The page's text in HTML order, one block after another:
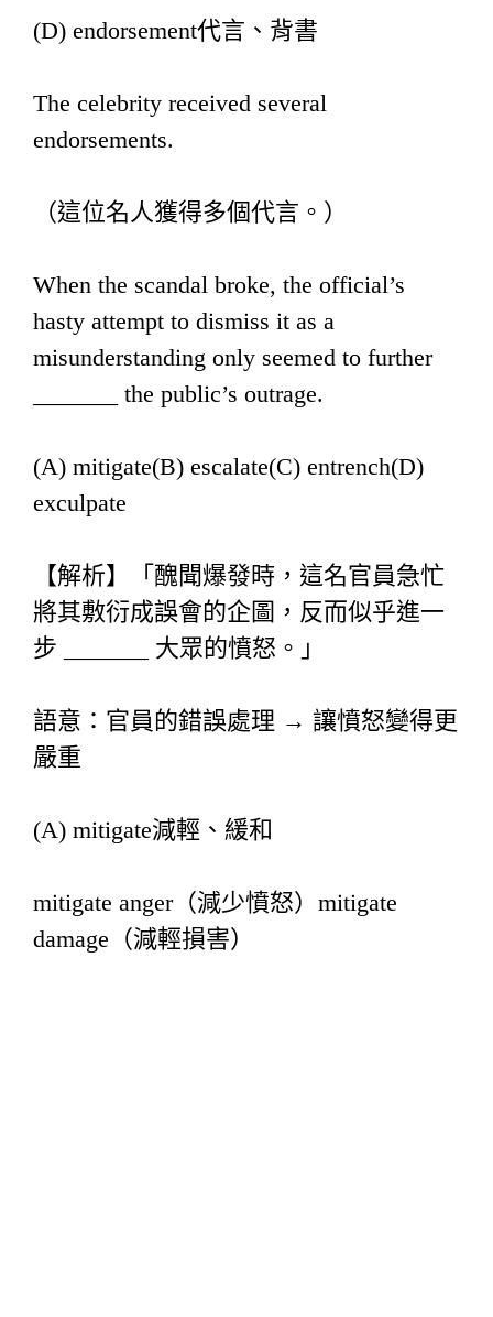
(D) endorsement代言、背書
The celebrity received several
endorsements.
（這位名人獲得多個代言。）
When the scandal broke, the official’s
hasty attempt to dismiss it as a
misunderstanding only seemed to further
_______ the public’s outrage.
(A) mitigate(B) escalate(C) entrench(D)
exculpate
【解析】「醜聞爆發時，這名官員急忙
將其敷衍成誤會的企圖，反而似乎進一
步 _______ 大眾的憤怒。」
語意：官員的錯誤處理 → 讓憤怒變得更
嚴重
(A) mitigate減輕、緩和
mitigate anger（減少憤怒）mitigate
damage（減輕損害）